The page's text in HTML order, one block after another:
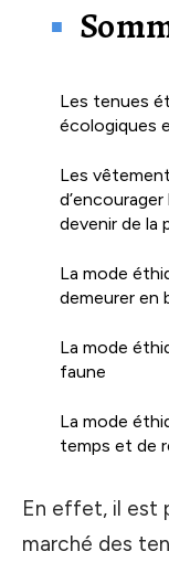
Les tenues
écologiques
Les
devenir de la
La mode
demeurer en
La mode
faune
La mode
temps et de
En effet, il est
marché des